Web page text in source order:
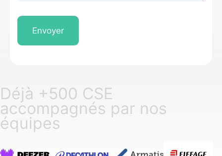
Déjà +500 CSE
accompagnés par nos
équipes